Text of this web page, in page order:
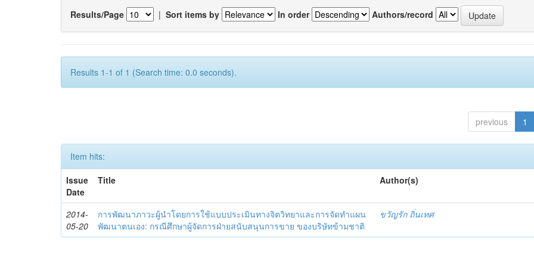
Results/Page | Sort items by In order Authors/record
Results 1-1 of 1 (Search time: 0.0 seconds).
previous 1
Item hits:
Issue
Date
Title Author(s)
2014-
05-20
การพัฒนาภาวะผู้นำโดยการใช้แบบประเมินทางจิตวิทยาและการจัดทำแผน
พัฒนาตนเอง: กรณีศึกษาผู้จัดการฝ่ายสนับสนุนการขาย ของบริษัทข้ามชาติ
ขวัญรัก ถิ่นเทศ